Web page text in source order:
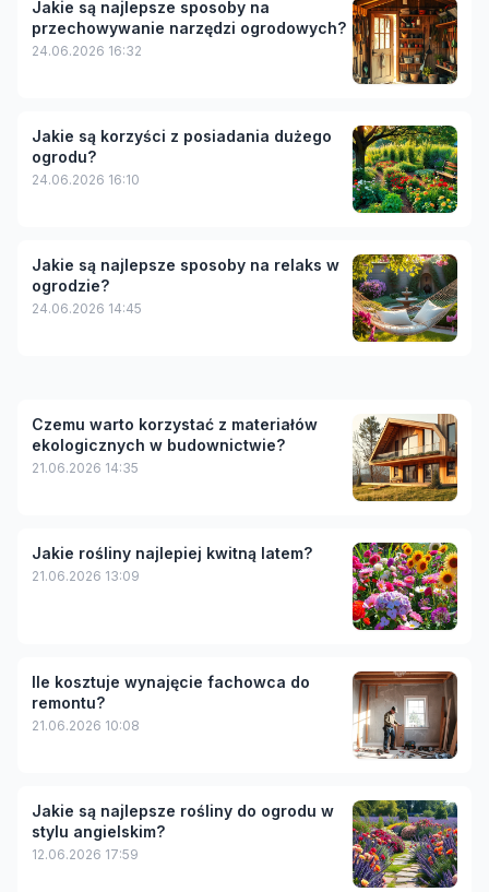
Jakie są najlepsze sposoby na
przechowywanie narzędzi ogrodowych?
24.06.2026 16:32
Jakie są korzyści z posiadania dużego
ogrodu?
24.06.2026 16:10
Jakie są najlepsze sposoby na relaks w
ogrodzie?
24.06.2026 14:45
Czemu warto korzystać z materiałów
ekologicznych w budownictwie?
21.06.2026 14:35
Jakie rośliny najlepiej kwitną latem?
21.06.2026 13:09
Ile kosztuje wynajęcie fachowca do
remontu?
21.06.2026 10:08
Jakie są najlepsze rośliny do ogrodu w
stylu angielskim?
12.06.2026 17:59